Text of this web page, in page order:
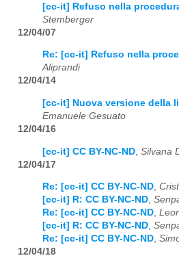
[cc-it] Refuso nella
Stemberger
12/04/07
Re: [cc-it] Refuso nella
Aliprandi
12/04/14
[cc-it] Nuova versione della
Emanuele Gesuato
12/04/16
[cc-it] CC BY-NC-ND Silvana
12/04/17
Re: [cc-it] CC BY-NC-ND,
[cc-it] R: CC BY-NC-ND,
Re: [cc-it] CC BY-NC-ND,
[cc-it] R: CC BY-NC-ND,
Re: [cc-it] CC BY-NC-ND,
12/04/18